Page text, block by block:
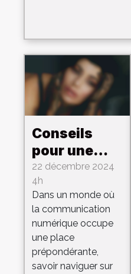
Conseils
pour une
interaction
réussie sur
les
plateformes
d'échanges
intimes
22 décembre 2024
4h
Dans un monde où
la communication
numérique occupe
une place
prépondérante,
savoir naviguer sur